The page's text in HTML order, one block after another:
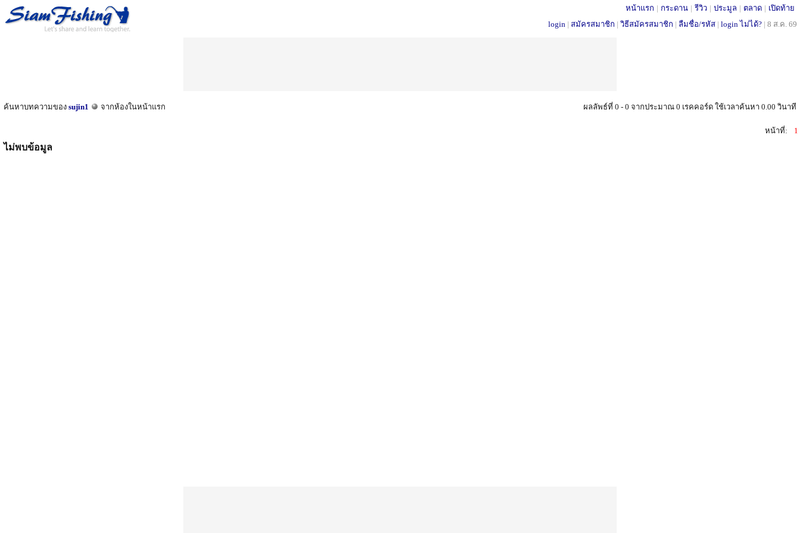
หน้าแรก | กระดาน | รีวิว | ประมูล | ตลาด | เปิดท้าย
login | สมัครสมาชิก | วิธีสมัครสมาชิก | ลืมชื่อ/รหัส | login ไม่ได้? | 8 ส.ค. 69
ค้นหาบทความของ sujin1 จากห้องในหน้าแรก ผลลัพธ์ที่ 0 - 0 จากประมาณ 0 เรคคอร์ด ใช้เวลาค้นหา 0.00 วินาที
หน้าที่: 1
ไม่พบข้อมูล